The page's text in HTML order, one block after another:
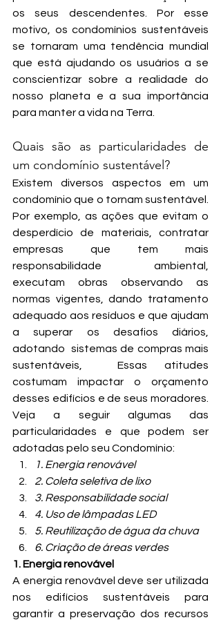
os seus descendentes. Por esse
motivo, os condomínios sustentáveis
se tornaram uma tendência mundial
que está ajudando os usuários a se
conscientizar sobre a realidade do
nosso planeta e a sua importância
para manter a vida na Terra.
Quais são as particularidades de
um condomínio sustentável?
Existem diversos aspectos em um
condomínio que o tornam sustentável.
Por exemplo, as ações que evitam o
desperdício de materiais, contratar
empresas que tem mais
responsabilidade ambiental,
executam obras observando as
normas vigentes, dando tratamento
adequado aos resíduos e que ajudam
a superar os desafios diários,
adotando  sistemas de compras mais
sustentáveis,  Essas atitudes
costumam impactar o orçamento
desses edifícios e de seus moradores.
Veja a seguir algumas das
particularidades e que podem ser
adotadas pelo seu Condomínio:
1. Energia renovável
2. Coleta seletiva de lixo
3. Responsabilidade social
4. Uso de lâmpadas LED
5. Reutilização de água da chuva
6. Criação de áreas verdes
1. Energia renovável
A energia renovável deve ser utilizada
nos edifícios sustentáveis para
garantir a preservação dos recursos